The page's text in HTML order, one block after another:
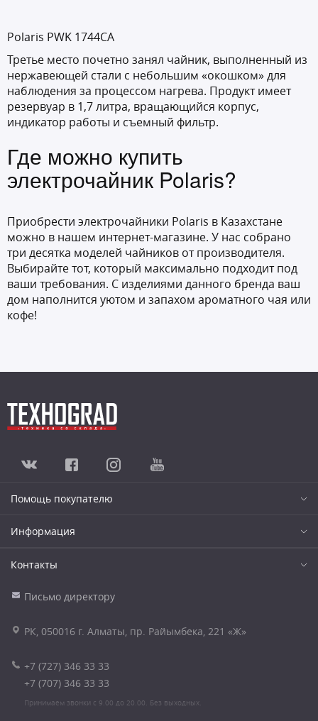
Polaris PWK 1744CA
Третье место почетно занял чайник, выполненный из
нержавеющей стали с небольшим «окошком» для
наблюдения за процессом нагрева. Продукт имеет
резервуар в 1,7 литра, вращающийся корпус,
индикатор работы и съемный фильтр.
Где можно купить
электрочайник Polaris?
Приобрести электрочайники Polaris в Казахстане
можно в нашем интернет-магазине. У нас собрано
три десятка моделей чайников от производителя.
Выбирайте тот, который максимально подходит под
ваши требования. С изделиями данного бренда ваш
дом наполнится уютом и запахом ароматного чая или
кофе!
Помощь покупателю
Информация
Контакты
Письмо директору
РК, 050016 г. Алматы, пр. Райымбека, 221 «Ж»
+7 (727) 346 33 33
+7 (707) 346 33 33
Принимаем звонки с 9.00 до 20.00. Без выходных.